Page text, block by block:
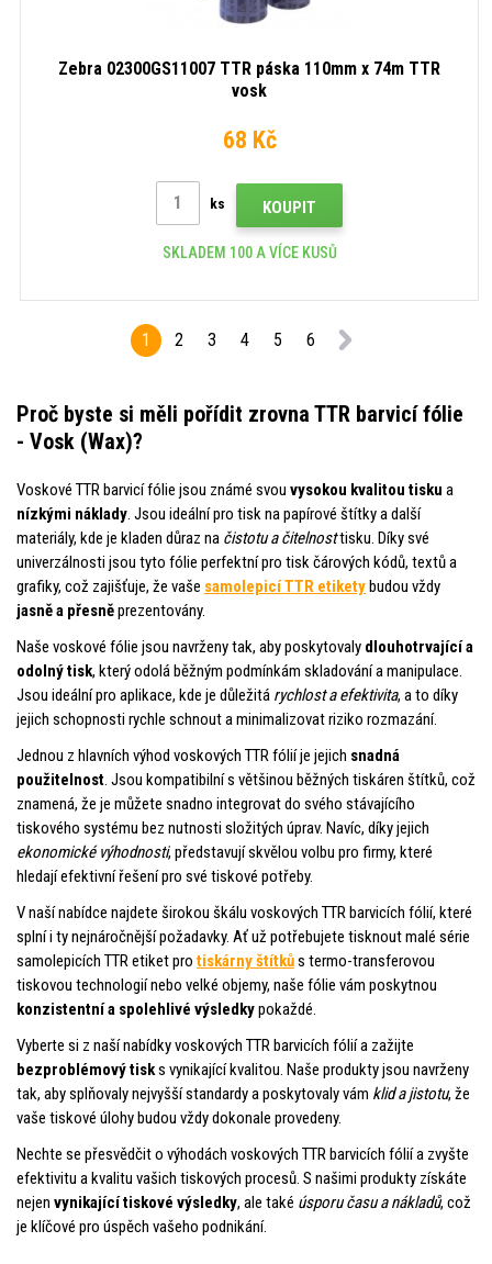
Zebra 02300GS11007 TTR páska 110mm x 74m TTR
vosk
68 Kč
ks KOUPIT
SKLADEM 100 A VÍCE KUSŮ
1 2 3 4 5 6
Proč byste si měli pořídit zrovna TTR barvicí fólie
- Vosk (Wax)?
Voskové TTR barvicí fólie jsou známé svou vysokou kvalitou tisku a
nízkými náklady. Jsou ideální pro tisk na papírové štítky a další
materiály, kde je kladen důraz na čistotu a čitelnosttisku. Díky své
univerzálnosti jsou tyto fólie perfektní pro tisk čárových kódů, textů a
grafiky, což zajišťuje, že vaše samolepicí TTR etiketybudou vždy
jasně a přesněprezentovány.
Naše voskové fólie jsou navrženy tak, aby poskytovaly dlouhotrvající a
odolný tisk, který odolá běžným podmínkám skladování a manipulace.
Jsou ideální pro aplikace, kde je důležitá rychlost a efektivita, a to díky
jejich schopnosti rychle schnout a minimalizovat riziko rozmazání.
Jednou z hlavních výhod voskových TTR fólií je jejich snadná
použitelnost. Jsou kompatibilní s většinou běžných tiskáren štítků, což
znamená, že je můžete snadno integrovat do svého stávajícího
tiskového systému bez nutnosti složitých úprav. Navíc, díky jejich
ekonomické výhodnosti, představují skvělou volbu pro firmy, které
hledají efektivní řešení pro své tiskové potřeby.
V naší nabídce najdete širokou škálu voskových TTR barvicích fólií, které
splní i ty nejnáročnější požadavky. Ať už potřebujete tisknout malé série
samolepicích TTR etiket pro tiskárny štítkůs termo-transferovou
tiskovou technologií nebo velké objemy, naše fólie vám poskytnou
konzistentní a spolehlivé výsledkypokaždé.
Vyberte si z naší nabídky voskových TTR barvicích fólií a zažijte
bezproblémový tisks vynikající kvalitou. Naše produkty jsou navrženy
tak, aby splňovaly nejvyšší standardy a poskytovaly vám klid a jistotu, že
vaše tiskové úlohy budou vždy dokonale provedeny.
Nechte se přesvědčit o výhodách voskových TTR barvicích fólií a zvyšte
efektivitu a kvalitu vašich tiskových procesů. S našimi produkty získáte
nejen vynikající tiskové výsledky, ale také úsporu času a nákladů, což
je klíčové pro úspěch vašeho podnikání.